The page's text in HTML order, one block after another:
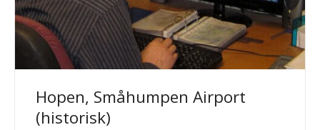
Hopen, Småhumpen Airport
(historisk)